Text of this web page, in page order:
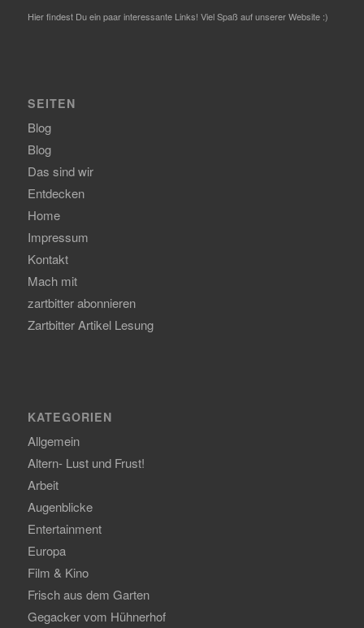
Hier findest Du ein paar interessante Links! Viel Spaß auf unserer Website :)
SEITEN
Blog
Blog
Das sind wir
Entdecken
Home
Impressum
Kontakt
Mach mit
zartbitter abonnieren
Zartbitter Artikel Lesung
KATEGORIEN
Allgemein
Altern- Lust und Frust!
Arbeit
Augenblicke
Entertainment
Europa
Film & Kino
Frisch aus dem Garten
Gegacker vom Hühnerhof